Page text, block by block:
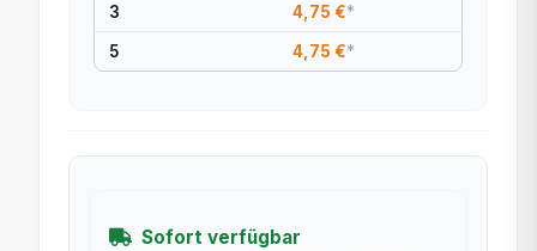
3 4,75 €*
5 4,75 €*
Sofort verfügbar